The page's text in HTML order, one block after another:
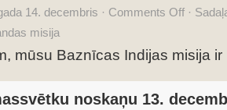
14. decembris · Comments Off ·
misija
mūsu Baznīcas Indijas misija
noskaņu 13.